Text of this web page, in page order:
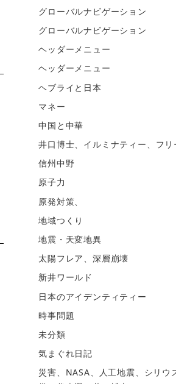
グローバルナビゲーション
グローバルナビゲーション
ヘッダーメニュー
ヘッダーメニュー
ヘブライと日本
マネー
中国と中華
井口博士、イルミナティー、フリ
信州中野
原子力
原発対策、
地域つくり
地震・天変地異
太陽フレア、深層崩壊
新井ワールド
日本のアイデンティティー
時事問題
未分類
気まぐれ日記
災害、NASA、人工地震、シリウ